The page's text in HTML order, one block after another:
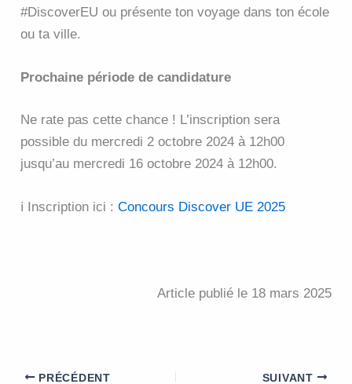
#DiscoverEU ou présente ton voyage dans ton école
ou ta ville.
Prochaine période de candidature
Ne rate pas cette chance ! L’inscription sera
possible du mercredi 2 octobre 2024 à 12h00
jusqu’au mercredi 16 octobre 2024 à 12h00.
ℹ️ Inscription ici :Concours Discover UE 2025
Article publié le 18 mars 2025
PRÉCÉDENT SUIVANT